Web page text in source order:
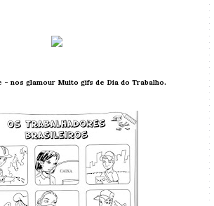
- nos glamour Muito gifs de Dia do Trabalho.